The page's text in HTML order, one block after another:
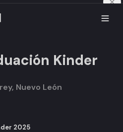
Kinder
Nuevo León
2025